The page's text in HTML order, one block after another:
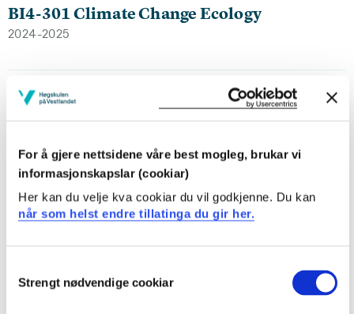
For å gjere nettsidene våre best mogleg, brukar vi
informasjonskapslar (cookiar)
Her kan du velje kva cookiar du vil godkjenne. Du kan
når som helst endre tillatinga du gir her.
Selection
Strengt nødvendige cookiar
BI4-301 Climate Change Ecology
2024-2025
BI4-301 Climate Change Ecology
BI4-301 Climate Change Ecology
2022-2023
BI4-301 Climate Change Ecology